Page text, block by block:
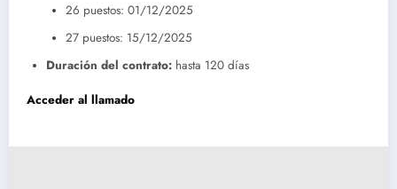
26 puestos: 01/12/2025
27 puestos: 15/12/2025
Duración del contrato: hasta 120 días
Acceder al llamado